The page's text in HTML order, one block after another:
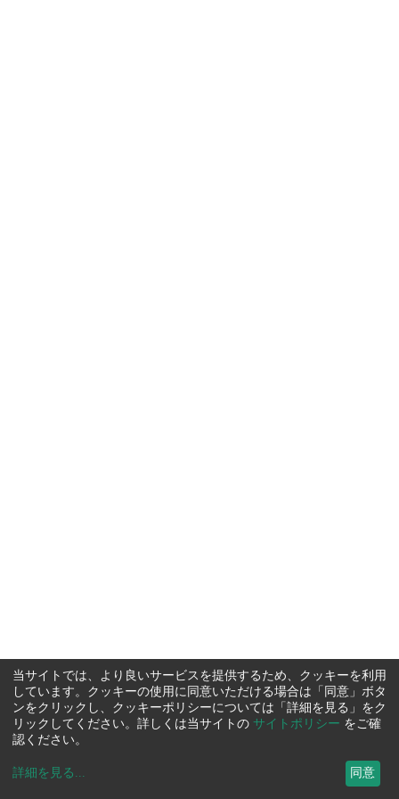
当サイトでは、より良いサービスを提供するため、クッキーを利用
しています。クッキーの使用に同意いただける場合は「同意」ボタ
ンをクリックし、クッキーポリシーについては「詳細を見る」をク
リックしてください。詳しくは当サイトの サイトポリシー をご確
認ください。
詳細を見る ... 同意